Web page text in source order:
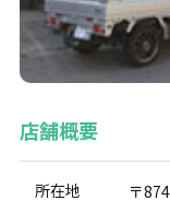
店舗概要
所在地 〒